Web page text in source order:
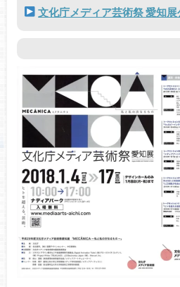
文化庁メディア芸術祭 愛知展